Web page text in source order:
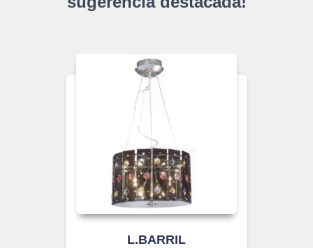
L.BARRIL